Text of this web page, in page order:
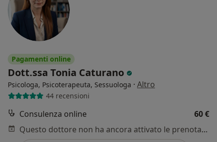
Pagamenti online
Dott.ssa Tonia Caturano
Psicologa, Psicoterapeuta, Sessuologa · Altro
44 recensioni
Consulenza online
60 €
Questo dottore non ha ancora attivato le prenotazioni online presso questo indirizzo.